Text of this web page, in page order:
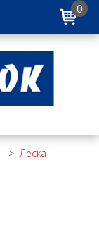
0
>Леска